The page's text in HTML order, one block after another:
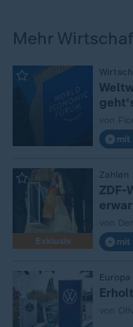
Mehr
mit
Exklusiv
Zahlen
ZDF-
mit